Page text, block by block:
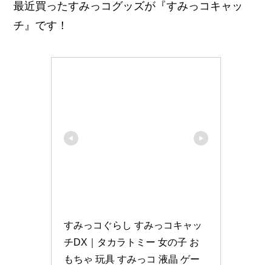
最近買ったすみっコグッズが 『すみっコキャッ
チ』 です！
すみっコぐらし すみっコキャッ
チDX｜タカラトミー 女の子 お
もちゃ 玩具 すみっコ 液晶 ゲー